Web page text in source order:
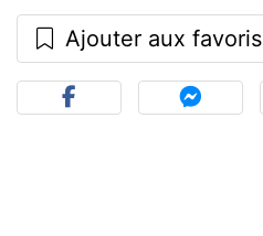
Ajouter aux favoris